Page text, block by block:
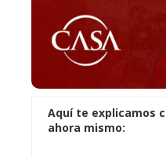
Aquí te explicamos
ahora mismo: